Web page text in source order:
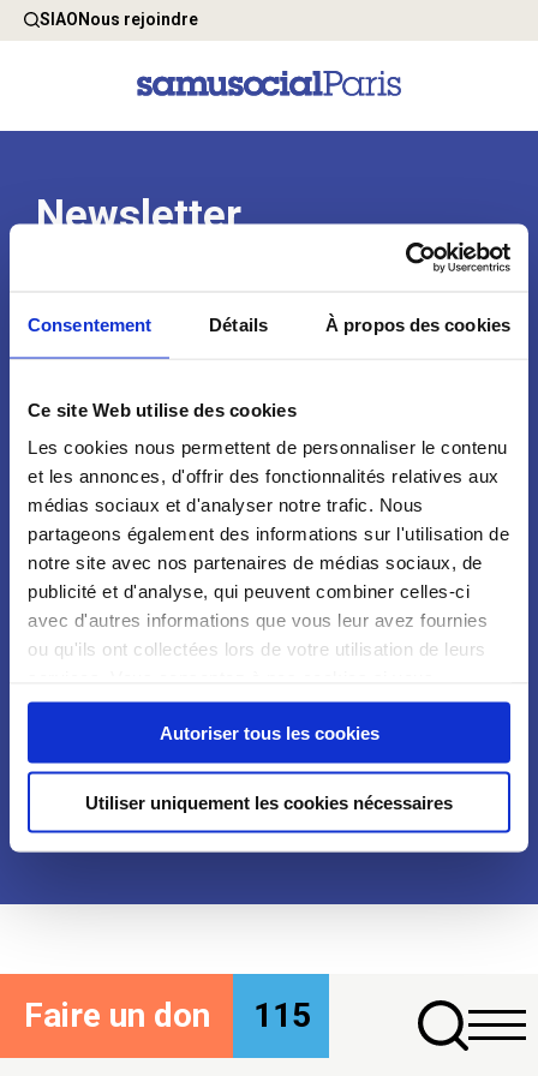
Consentement Détails À propos des cookies
Ce site Web utilise des cookies
Les cookies nous permettent de personnaliser le contenu
et les annonces, d'offrir des fonctionnalités relatives aux
médias sociaux et d'analyser notre trafic. Nous
partageons également des informations sur l'utilisation de
notre site avec nos partenaires de médias sociaux, de
publicité et d'analyse, qui peuvent combiner celles-ci
avec d'autres informations que vous leur avez fournies
ou qu'ils ont collectées lors de votre utilisation de leurs
continuez à utiliser notre site Web.
Autoriser tous les cookies
Utiliser uniquement les cookies nécessaires
SIAONous rejoindre
Faire un don 115
Newsletter
Qui sommes-nous ?
Notre organisation
Notre histoire
Nos engagements
Nos plaidoyers
Espace Presse
Communiqués
Revues de presse
Nous rejoindre Nous contacter
Mentions légales
personnelles
FAQ